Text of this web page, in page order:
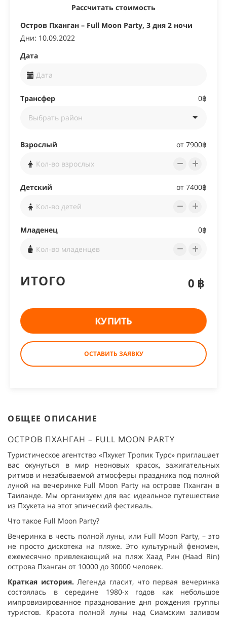
Рассчитать стоимость
Остров Пханган – Full Moon Party, 3 дня 2 ночи
Дни: 10.09.2022
Дата
Трансфер 0฿
Взрослый от 7900฿
Детский от 7400฿
Младенец 0฿
ИТОГО 0฿
КУПИТЬ
ОСТАВИТЬ ЗАЯВКУ
ОБЩЕЕ ОПИСАНИЕ
ОСТРОВ ПХАНГАН – FULL MOON PARTY
Туристическое агентство «Пхукет Тропик Турс» приглашает
вас окунуться в мир неоновых красок, зажигательных
ритмов и незабываемой атмосферы праздника под полной
луной на вечеринке Full Moon Party на острове Пханган в
Таиланде. Мы организуем для вас идеальное путешествие
из Пхукета на этот эпический фестиваль.
Что такое Full Moon Party?
Вечеринка в честь полной луны, или Full Moon Party, – это
не просто дискотека на пляже. Это культурный феномен,
ежемесячно привлекающий на пляж Хаад Рин (Haad Rin)
острова Пханган от 10000 до 30000 человек.
Краткая история. Легенда гласит, что первая вечеринка
состоялась в середине 1980-х годов как небольшое
импровизированное празднование дня рождения группы
туристов. Красота полной луны над Сиамским заливом